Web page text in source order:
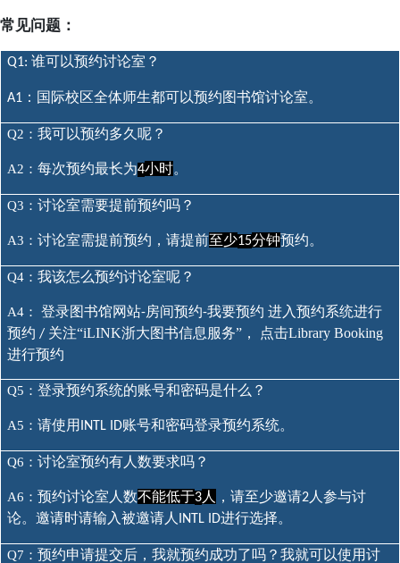
常见问题：
Q1: 谁可以预约讨论室？
A1 ：国际校区全体师生都可以预约图书馆讨论室。
Q2： 我可以预约多久呢？
A2： 每次预约最长为4小时。
Q3： 讨论室需要提前预约吗？
A3： 讨论室需提前预约，请提前至少15分钟预约。
Q4： 我该怎么预约讨论室呢？
A4： 登录图书馆网站-房间预约-我要预约 进入预约系统进行
预约 / 关注“iLINK浙大图书信息服务”， 点击Library Booking
进行预约
Q5： 登录预约系统的账号和密码是什么？
A5： 请使用 INTL ID账号和密码登录预约系统。
Q6： 讨论室预约有人数要求吗？
A6： 预约讨论室人数不能低于3人 ，请至少邀请2人参与讨
论。邀请时请输入被邀请人
INTL ID进行选择。
Q7： 预约申请提交后，我就预约成功了吗？我就可以使用讨